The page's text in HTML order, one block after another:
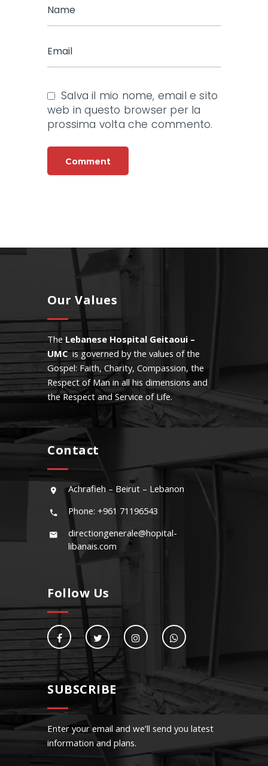
Salva il mio nome, email e sito
web in questo browser per la
prossima volta che commento.
Our Values
TheLebanese Hospital Geitaoui –
UMCis governed by the values of the
Gospel: Faith, Charity, Compassion, the
Respect of Man in all his dimensions and
the Respect and Service of Life.
Contact
Achrafieh – Beirut – Lebanon
Phone: +961 71196543
directiongenerale@hopital-
libanais.com
Follow Us
SUBSCRIBE
Enter your email and we’ll send you latest
information and plans.